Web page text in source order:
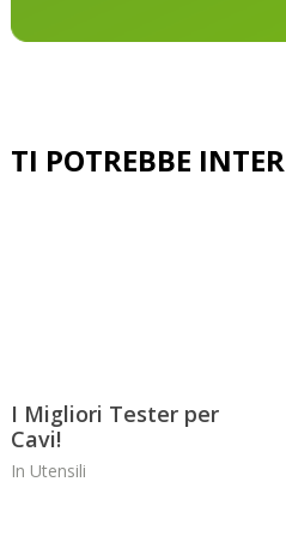
I Migliori Tester per
Cavi!
In Utensili